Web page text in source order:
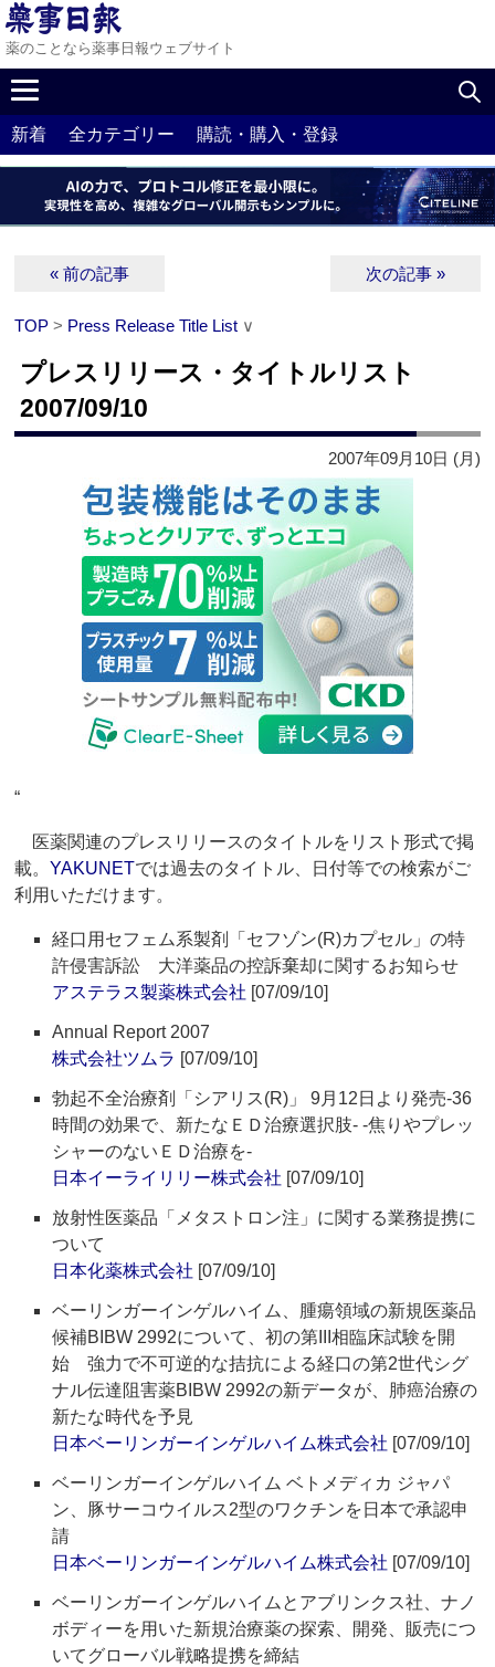
薬のことなら薬事日報ウェブサイト
新着 全カテゴリー 購読・購入・登録
« 前の記事 次の記事 »
TOP > Press Release Title List ∨
プレスリリース・タイトルリスト
2007/09/10
2007年09月10日 (月)
“
医薬関連のプレスリリースのタイトルをリスト形式で掲
載。YAKUNETでは過去のタイトル、日付等での検索がご
利用いただけます。
経口用セフェム系製剤「セフゾン(R)カプセル」の特
許侵害訴訟 大洋薬品の控訴棄却に関するお知らせ
アステラス製薬株式会社 [07/09/10]
Annual Report 2007
株式会社ツムラ [07/09/10]
勃起不全治療剤「シアリス(R)」 9月12日より発売-36
時間の効果で、新たなＥＤ治療選択肢- -焦りやプレッ
シャーのないＥＤ治療を-
日本イーライリリー株式会社 [07/09/10]
放射性医薬品「メタストロン注」に関する業務提携に
ついて
日本化薬株式会社 [07/09/10]
ベーリンガーインゲルハイム、腫瘍領域の新規医薬品
候補BIBW 2992について、初の第III相臨床試験を開
始 強力で不可逆的な拮抗による経口の第2世代シグ
ナル伝達阻害薬BIBW 2992の新データが、肺癌治療の
新たな時代を予見
日本ベーリンガーインゲルハイム株式会社 [07/09/10]
ベーリンガーインゲルハイム ベトメディカ ジャパ
ン、豚サーコウイルス2型のワクチンを日本で承認申
請
日本ベーリンガーインゲルハイム株式会社 [07/09/10]
ベーリンガーインゲルハイムとアブリンクス社、ナノ
ボディーを用いた新規治療薬の探索、開発、販売につ
いてグローバル戦略提携を締結